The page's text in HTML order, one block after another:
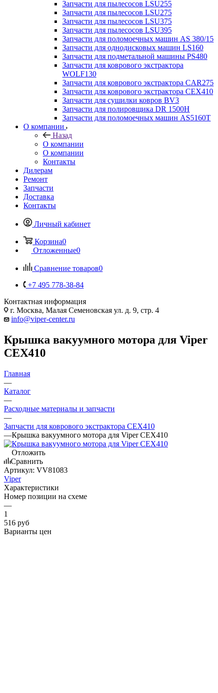
Запчасти для пылесосов LSU255
Запчасти для пылесосов LSU275
Запчасти для пылесосов LSU375
Запчасти для пылесосов LSU395
Запчасти для поломоечных машин AS 380/15
Запчасти для однодисковых машин LS160
Запчасти для подметальной машины PS480
Запчасти для коврового экстрактора
WOLF130
Запчасти для коврового экстрактора CAR275
Запчасти для коврового экстрактора CEX410
Запчасти для сушилки ковров BV3
Запчасти для полировщика DR 1500H
Запчасти для поломоечных машин AS5160T
О компании
Назад
О компании
О компании
Контакты
Дилерам
Ремонт
Запчасти
Доставка
Контакты
Личный кабинет
Корзина0
Отложенные0
Сравнение товаров0
+7 495 778-38-84
Контактная информация
г. Москва, Малая Семеновская ул. д. 9, стр. 4
info@viper-center.ru
Крышка вакуумного мотора для Viper
CEX410
Главная
—
Каталог
—
Расходные материалы и запчасти
—
Запчасти для коврового экстрактора CEX410
—Крышка вакуумного мотора для Viper CEX410
Отложить
Сравнить
Артикул: VV81083
Viper
Характеристики
Номер позиции на схеме
—
1
516 руб
Варианты цен